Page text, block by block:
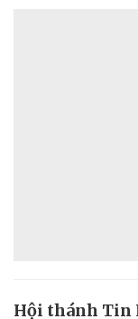
Hội thánh Tin